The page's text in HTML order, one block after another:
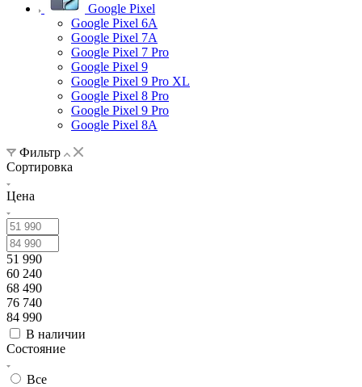
Google Pixel
Google Pixel 6A
Google Pixel 7А
Google Pixel 7 Pro
Google Pixel 9
Google Pixel 9 Pro XL
Google Pixel 8 Pro
Google Pixel 9 Pro
Google Pixel 8A
Фильтр
Сортировка
Цена
51 990
60 240
68 490
76 740
84 990
В наличии
Состояние
Все